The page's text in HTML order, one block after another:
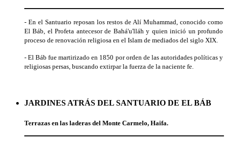
- En el Santuario reposan los restos de Alí Muhammad, conocido como
El Báb, el Profeta antecesor de Bahá'u'lláh y quien inició un profundo
proceso de renovación religiosa en el Islam de mediados del siglo XIX.
- El Báb fue martirizado en 1850 por orden de las autoridades políticas y
religiosas persas, buscando extirpar la fuerza de la naciente fe.
JARDINES ATRÁS DEL SANTUARIO DE EL BÁB
Terrazas en las laderas del Monte Carmelo, Haifa.